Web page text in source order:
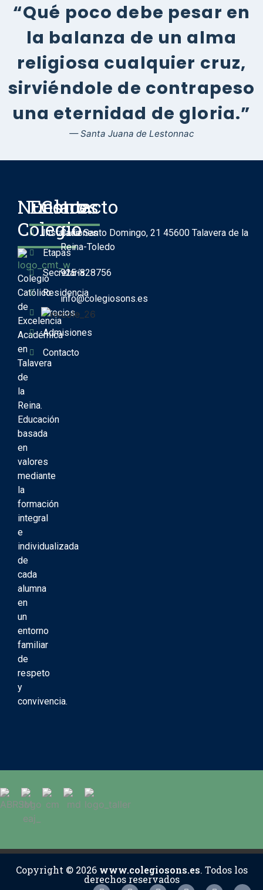
“Qué poco debe pesar en
la balanza de un alma
religiosa cualquier cruz,
sirviéndole de contrapeso
una eternidad de gloria.”
— Santa Juana de Lestonnac
Nuestro
Colegio
Colegio
Católico
de
Excelencia
Académica
en
Talavera
de
la
Reina.
Educación
basada
en
valores
mediante
la
formación
integral
e
individualizada
de
cada
alumna
en
un
entorno
familiar
de
respeto
y
convivencia.
Enlaces
Instalaciones
Etapas
Secretaría
Residencia
Precios
Admisiones
Contacto
Contacto
Calle Santo Domingo, 21 45600 Talavera de la
Reina-Toledo
925-828756
info@colegiosons.es
Copyright © 2026 www.colegiosons.es. Todos los
derechos reservados